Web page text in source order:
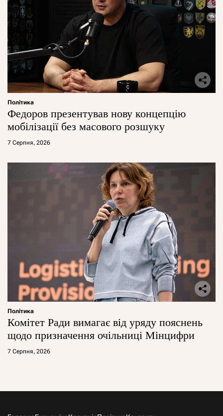
Політика
Федоров презентував нову концепцію
мобілізації без масового розшуку
7 Серпня, 2026
Політика
Комітет Ради вимагає від уряду пояснень
щодо призначення очільниці Мінцифри
7 Серпня, 2026